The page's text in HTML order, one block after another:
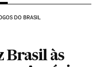
DO BRASIL
Brasil às